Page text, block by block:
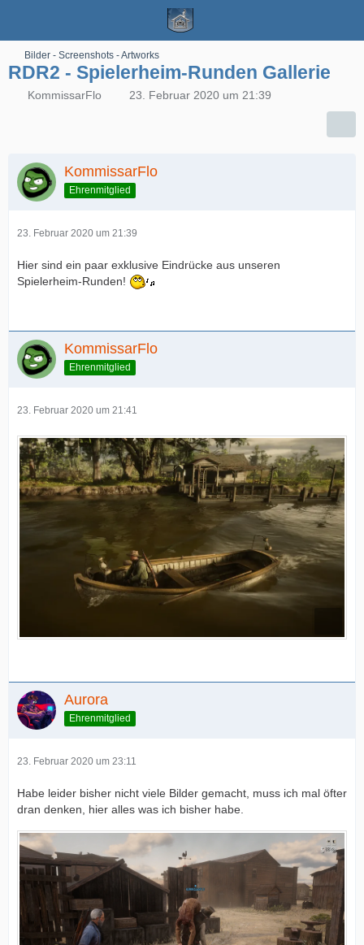
Bilder - Screenshots - Artworks
RDR2 - Spielerheim-Runden Gallerie
KommissarFlo 23. Februar 2020 um 21:39
KommissarFlo
Ehrenmitglied
23. Februar 2020 um 21:39
Hier sind ein paar exklusive Eindrücke aus unseren
Spielerheim-Runden!
KommissarFlo
Ehrenmitglied
23. Februar 2020 um 21:41
Aurora
Ehrenmitglied
23. Februar 2020 um 23:11
Habe leider bisher nicht viele Bilder gemacht, muss ich mal öfter
dran denken, hier alles was ich bisher habe.